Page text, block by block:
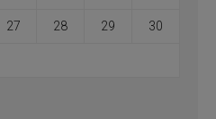
27 28 29 30